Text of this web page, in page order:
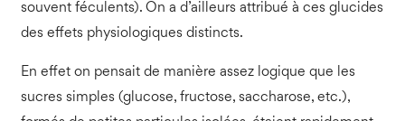
souvent féculents). On a d’ailleurs attribué à ces glucides
des effets physiologiques distincts.
En effet on pensait de manière assez logique que les
sucres simples (glucose, fructose, saccharose, etc.),